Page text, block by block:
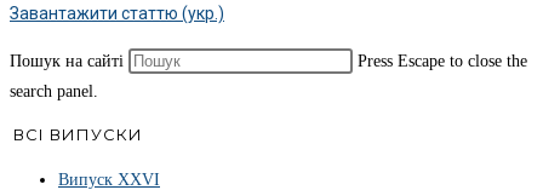
Завантажити статтю (укр.)
Пошук на сайті
Press Escape to close the
search panel.
ВСІ ВИПУСКИ
Випуск ХХVІ